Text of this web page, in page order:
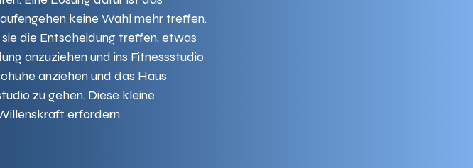
keine Wahl mehr treffen.
die Entscheidung treffen, etwas
anzuziehen und ins Fitnessstudio
anziehen und das Haus
zu gehen. Diese kleine
erfordern.